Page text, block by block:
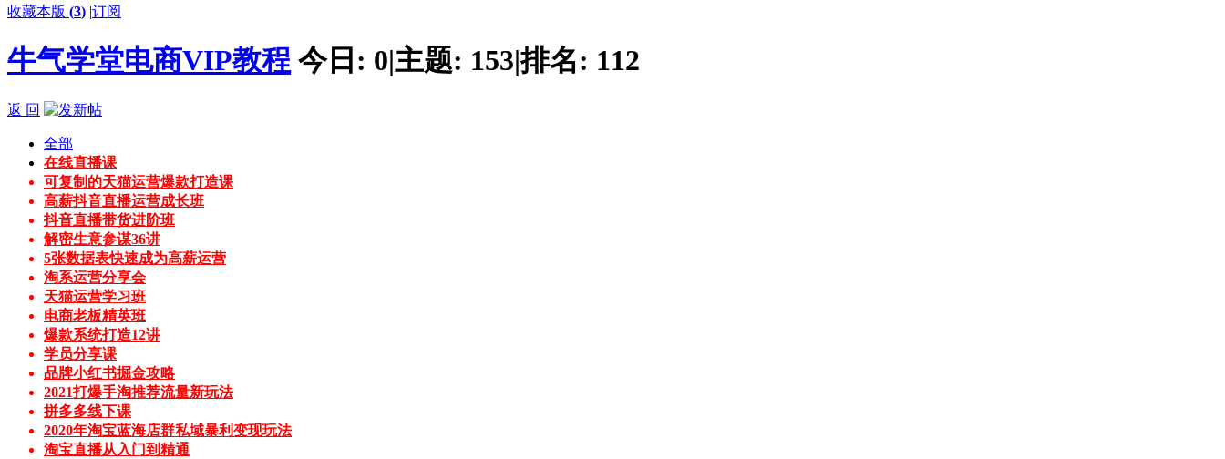
收藏本版 (3) |订阅
牛气学堂电商VIP教程 今日: 0|主题: 153|排名: 112
返 回
全部
在线直播课
可复制的天猫运营爆款打造课
高薪抖音直播运营成长班
抖音直播带货进阶班
解密生意参谋36讲
5张数据表快速成为高薪运营
淘系运营分享会
天猫运营学习班
电商老板精英班
爆款系统打造12讲
学员分享课
品牌小红书掘金攻略
2021打爆手淘推荐流量新玩法
拼多多线下课
2020年淘宝蓝海店群私域暴利变现玩法
淘宝直播从入门到精通